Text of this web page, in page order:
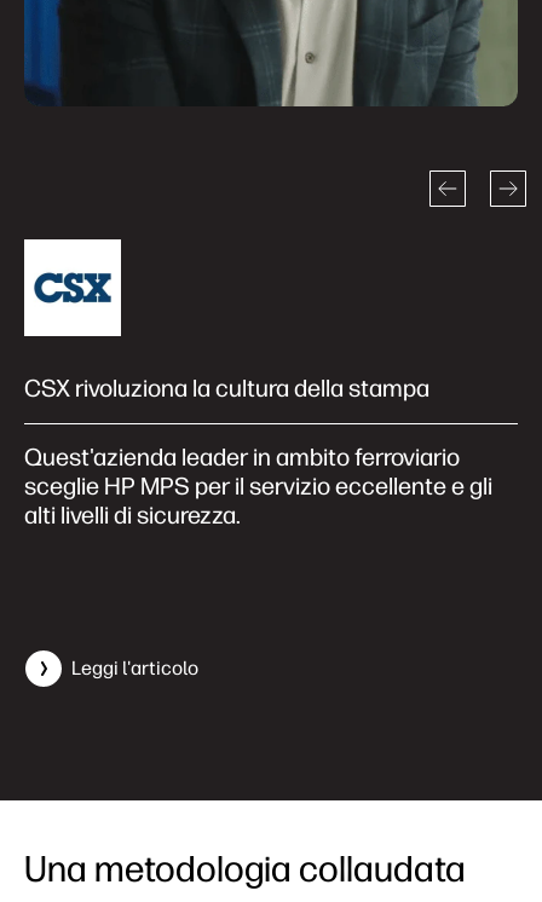
CSX rivoluziona la cultura della stampa
Quest'azienda leader in ambito ferroviario
sceglie HP MPS per il servizio eccellente e gli
alti livelli di sicurezza.
Leggi l'articolo
Una metodologia collaudata